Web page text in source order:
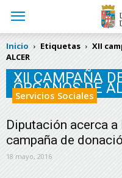
Inicio Etiquetas
XII
ALCER
XII CAMPAÑA
ÓRGANOS DE
Servicios Sociales
Diputación acerca
campaña de
18 mayo, 2016